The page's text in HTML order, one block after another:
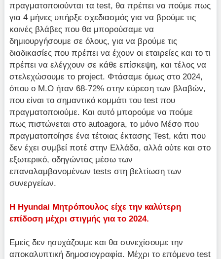
πραγματοποιούνται τα test, θα πρέπει να πούμε πως
για 4 μήνες υπήρξε σχεδιασμός για να βρούμε τις
κοινές βλάβες που θα μπορούσαμε να
δημιουργήσουμε σε όλους, για να βρούμε τις
διαδικασίες που πρέπει να έχουν οι εταιρείες και το τι
πρέπει να ελέγχουν σε κάθε επίσκεψη, και τέλος να
στελεχώσουμε το project. Φτάσαμε όμως στο 2024,
όπου ο Μ.Ο ήταν 68-72% στην εύρεση των βλαβών,
που είναι το σημαντικό κομμάτι του test που
πραγματοποιούμε. Και αυτό μπορούμε να πούμε
πως πιστώνεται στο autoagora, το μόνο Μέσο που
πραγματοποίησε ένα τέτοιας έκτασης Test, κάτι που
δεν έχει συμβεί ποτέ στην Ελλάδα, αλλά ούτε και στο
εξωτερικό, οδηγώντας μέσω των
επαναλαμβανομένων tests στη βελτίωση των
συνεργείων.
Η Hyundai Μητρόπουλος είχε την καλύτερη
επίδοση μέχρι στιγμής για το 2024.
Εμείς δεν ησυχάζουμε και θα συνεχίσουμε την
αποκαλυπτική δημοσιογραφία. Μέχρι το επόμενο test